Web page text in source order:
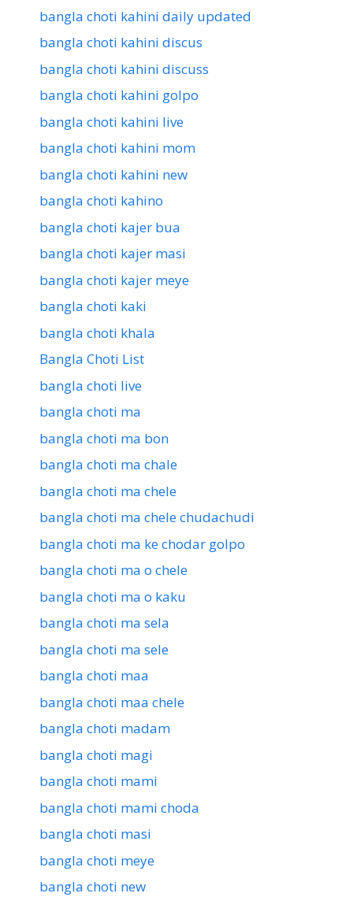
bangla choti kahini daily updated
bangla choti kahini discus
bangla choti kahini discuss
bangla choti kahini golpo
bangla choti kahini live
bangla choti kahini mom
bangla choti kahini new
bangla choti kahino
bangla choti kajer bua
bangla choti kajer masi
bangla choti kajer meye
bangla choti kaki
bangla choti khala
Bangla Choti List
bangla choti live
bangla choti ma
bangla choti ma bon
bangla choti ma chale
bangla choti ma chele
bangla choti ma chele chudachudi
bangla choti ma ke chodar golpo
bangla choti ma o chele
bangla choti ma o kaku
bangla choti ma sela
bangla choti ma sele
bangla choti maa
bangla choti maa chele
bangla choti madam
bangla choti magi
bangla choti mami
bangla choti mami choda
bangla choti masi
bangla choti meye
bangla choti new